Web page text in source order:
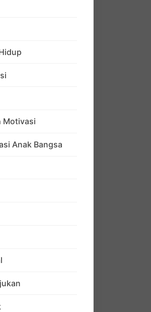
Motivasi
Anak Bangsa